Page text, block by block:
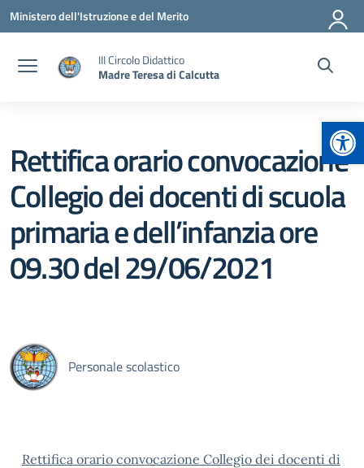
Vai ai contenuti
Vai al menu di navigazione
Vai al footer
Ministero dell'Istruzione e del Merito
III Circolo Didattico
Madre Teresa di Calcutta
Rettifica orario convocazione
Collegio dei docenti di scuola
primaria e dell’infanzia ore
09.30 del 29/06/2021
Personale scolastico
Rettifica orario convocazione Collegio dei docenti di